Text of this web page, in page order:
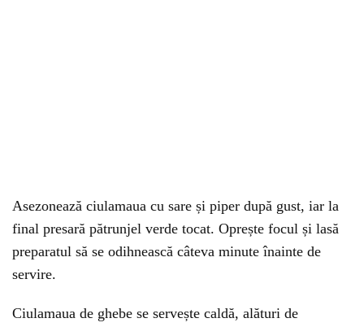
Asezonează ciulamaua cu sare și piper după gust, iar la
final presară pătrunjel verde tocat. Oprește focul și lasă
preparatul să se odihnească câteva minute înainte de
servire.
Ciulamaua de ghebe se servește caldă, alături de